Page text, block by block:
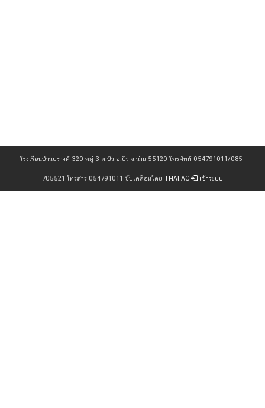
โรงเรียนบ้านปรางค์ 320 หมู่ 3 ต.ปัว อ.ปัว จ.น่าน 55120 โทรศัพท์ 054791011/085-
705521 โทรสาร 054791011 ขับเคลื่อนโดย THAI.AC เข้าระบบ